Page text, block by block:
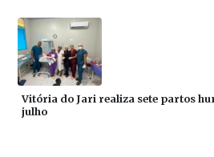
Vitória do Jari realiza sete partos
julho